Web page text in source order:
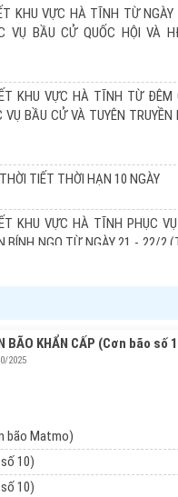
khí lạnh tăng cường vào
(14/03) khu vực Hà Tĩnh có
yếu chịu ảnh hưởng của
KHU VỰC HÀ TĨNH TỪ NGÀY
VỤ BẦU CỬ QUỐC HỘI VÀ
KHU VỰC HÀ TĨNH TỪ ĐÊM
BẦU CỬ VÀ TUYÊN TRUYỀN
TIẾT THỜI HẠN 10 NGÀY
KHU VỰC HÀ TĨNH PHỤC
BÍNH NGỌ TỪ NGÀY 21 - 22/2
KHU VỰC HÀ TĨNH PHỤC VỤ
BÃO KHẨN CẤP (Cơn bão số
2025
bão Matmo)
10)
10)